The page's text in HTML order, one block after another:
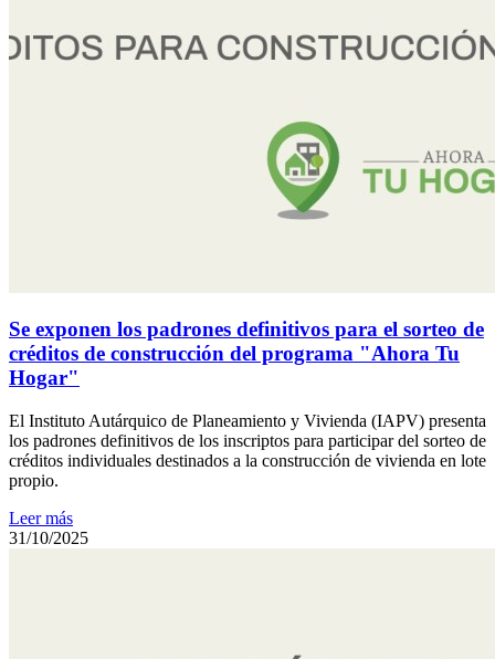
Se exponen los padrones definitivos para el sorteo de
créditos de construcción del programa "Ahora Tu
Hogar"
El Instituto Autárquico de Planeamiento y Vivienda (IAPV) presenta
los padrones definitivos de los inscriptos para participar del sorteo de
créditos individuales destinados a la construcción de vivienda en lote
propio.
Leer más
31/10/2025